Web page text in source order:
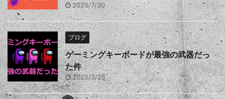
2025/7/30
ブログ
ゲーミングキーボードが最強の武器だっ
た件
2025/3/25